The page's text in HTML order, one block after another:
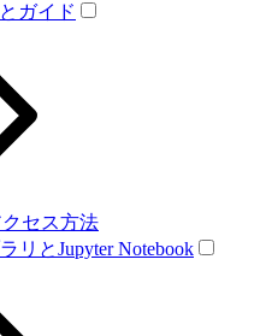
ガイド
セス方法
リとJupyter Notebook